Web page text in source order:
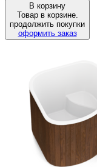
В корзину
Товар в корзине.
продолжить покупки
оформить заказ